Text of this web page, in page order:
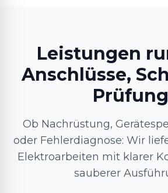
Leistungen
Anschlüsse,
Prüfung
Ob Nachrüstung,
oder Fehlerdiagnose: Wir
Elektroarbeiten mit klarer
sauberer